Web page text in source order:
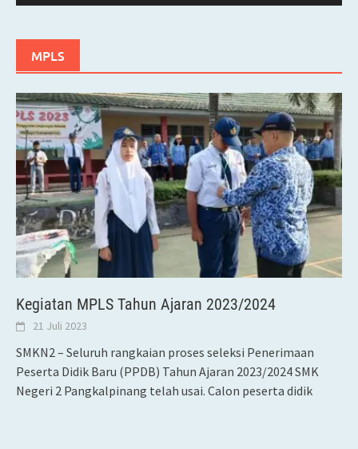
MPLS
Kegiatan MPLS Tahun Ajaran 2023/2024
21 Juli 2023
SMKN2 – Seluruh rangkaian proses seleksi Penerimaan
Peserta Didik Baru (PPDB) Tahun Ajaran 2023/2024 SMK
Negeri 2 Pangkalpinang telah usai. Calon peserta didik